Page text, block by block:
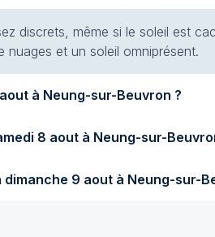
discrets, même si le soleil est
nuages et un soleil omniprésent.
temps fera-t-il demain vendredi 7 aout à Neung-sur-Beuvron ?
Quel temps fera-t-il samedi prochain samedi 8 aout à Neung-sur-
Quel temps fera-t-il dimanche prochain dimanche 9 aout